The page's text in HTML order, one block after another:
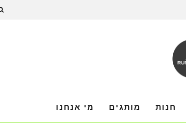
חנות מותגים מי אנחנו